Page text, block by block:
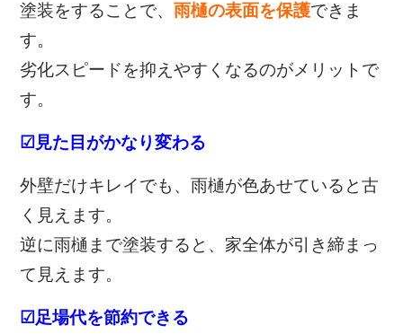
塗装をすることで、雨樋の表面を保護できま
す。
劣化スピードを抑えやすくなるのがメリットで
す。
☑見た目がかなり変わる
外壁だけキレイでも、雨樋が色あせていると古
く見えます。
逆に雨樋まで塗装すると、家全体が引き締まっ
て見えます。
☑足場代を節約できる